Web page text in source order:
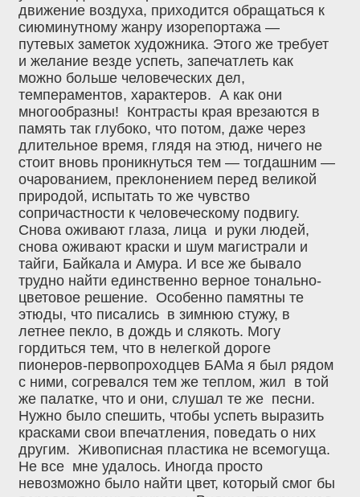
движение воздуха, приходится обращаться к
сиюминутному жанру изорепортажа —
путевых заметок художника. Этого же требует
и желание везде успеть, запечатлеть как
можно больше человеческих дел,
темпераментов, характеров. А как они
многообразны! Контрасты края врезаются в
память так глубоко, что потом, даже через
длительное время, глядя на этюд, ничего не
стоит вновь проникнуться тем — тогдашним —
очарованием, преклонением перед великой
природой, испытать то же чувство
сопричастности к человеческому подвигу.
Снова оживают глаза, лица и руки людей,
снова оживают краски и шум магистрали и
тайги, Байкала и Амура. И все же бывало
трудно найти единственно верное тонально-
цветовое решение. Особенно памятны те
этюды, что писались в зимнюю стужу, в
летнее пекло, в дождь и слякоть. Могу
гордиться тем, что в нелегкой дороге
пионеров-первопроходцев БАМа я был рядом
с ними, согревался тем же теплом, жил в той
же палатке, что и они, слушал те же песни.
Нужно было спешить, чтобы успеть выразить
красками свои впечатления, поведать о них
другим. Живописная пластика не всемогуща.
Не все мне удалось. Иногда просто
невозможно было найти цвет, который смог бы